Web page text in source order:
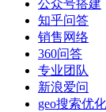
公众号搭建
知乎问答
销售网络
360问答
专业团队
新浪爱问
geo搜索优